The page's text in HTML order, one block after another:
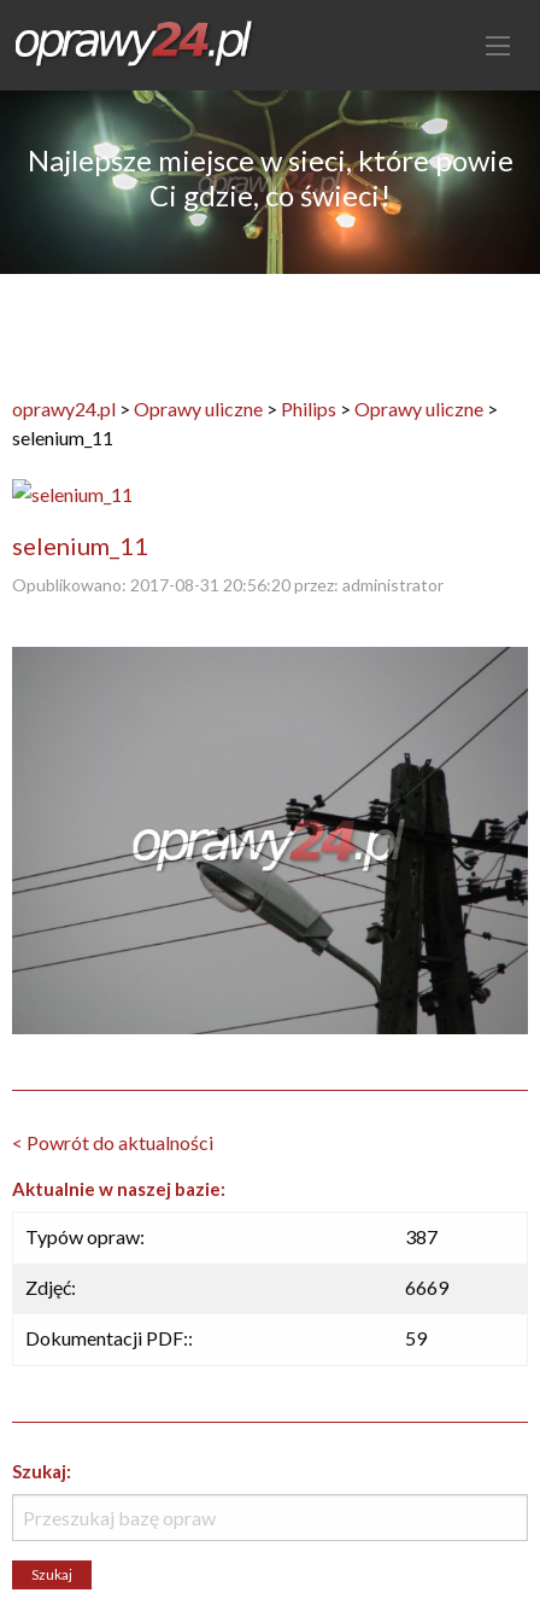
Najlepsze miejsce w sieci, które powie
Ci gdzie, co świeci!
oprawy24.pl > Oprawy uliczne > Philips > Oprawy uliczne >
selenium_11
selenium_11
Opublikowano: 2017-08-31 20:56:20przez: administrator
< Powrót do aktualności
Aktualnie w naszej bazie:
Typów opraw: 387
Zdjęć: 6669
Dokumentacji PDF:: 59
Szukaj: